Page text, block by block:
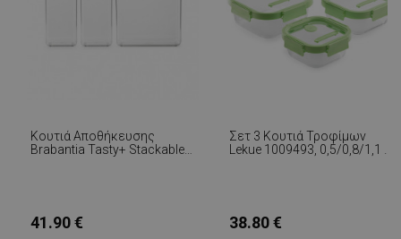
Κουτιά Αποθήκευσης
Brabantia Tasty+ Stackable
41.90 €
Σετ 3 Κουτιά Τροφίμων
Lekue 1009493, 0,5/0,8/1,1 L,
38.80 €